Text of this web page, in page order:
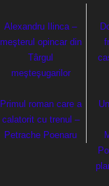
Alexandru Ilinca –
meşterul opincar din
Târgul
meşteşugarilor
Primul roman care a
calatorit cu trenul –
Petrache Poenaru